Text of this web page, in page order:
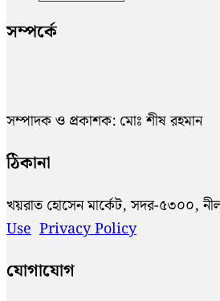
সম্পর্কে
সম্পাদক ও প্রকাশক: মোঃ শীষ রহমান
ঠিকানা
খয়রাত হোসেন মার্কেট, সদর-৫৩০০,
Use Privacy Policy
যোগাযোগ